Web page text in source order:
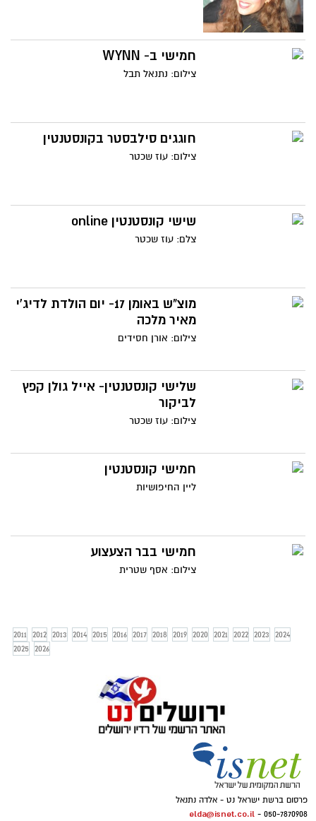
חמישי ב- WYNN
צילום: נתנאל תבל
חוגגים סילבסטר בקונסטנטין
צילום: עוז שכטר
שישי קונסטנטין online
צלם: עוז שכטר
מוצ"ש באומן 17- יום הולדת לדיג'י
מאיר מלכה
צילום: אורן חסידים
שלישי קונסטנטין- אייל גולן קפץ
לביקור
צילום: עוז שכטר
חמישי קונסטנטין
ליין החיפושיות
חמישי בבר הצעצוע
צילום: אסף שטרית
2011 2012 2013 2014 2015 2016 2017 2018 2019 2020 2021 2022 2023
2024
2025
2026
פרסום ברשת ישראל נט - אלדה נתנאל
050-7870908 -
elda@isnet.co.il